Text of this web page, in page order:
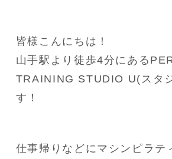
皆様こんにちは！
山手駅より徒歩4分にある
TRAINING STUDIO U(スタ
す！
仕事帰りなどにマシンピラテ